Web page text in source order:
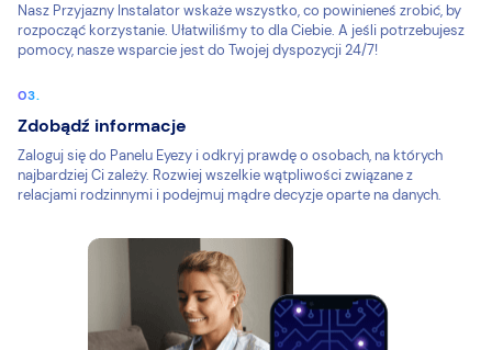
Nasz Przyjazny Instalator wskaże wszystko, co powinieneś zrobić, by
rozpocząć korzystanie. Ułatwiliśmy to dla Ciebie. A jeśli potrzebujesz
pomocy, nasze wsparcie jest do Twojej dyspozycji 24/7!
Zdobądź informacje
Zaloguj się do Panelu Eyezy i odkryj prawdę o osobach, na których
najbardziej Ci zależy. Rozwiej wszelkie wątpliwości związane z
relacjami rodzinnymi i podejmuj mądre decyzje oparte na danych.